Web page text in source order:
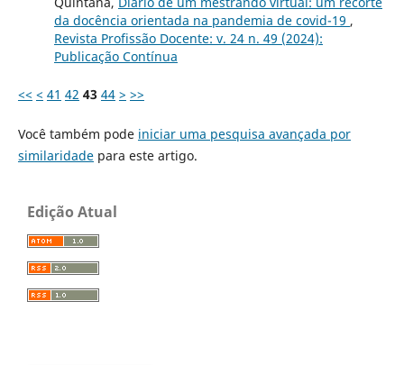
da docência orientada na pandemia de covid-19 ,
Revista Profissão Docente: v. 24 n. 49 (2024):
Publicação Contínua
<< < 41 42 43 44 > >>
Você também pode iniciar uma pesquisa avançada por
similaridadepara este artigo.
Edição Atual